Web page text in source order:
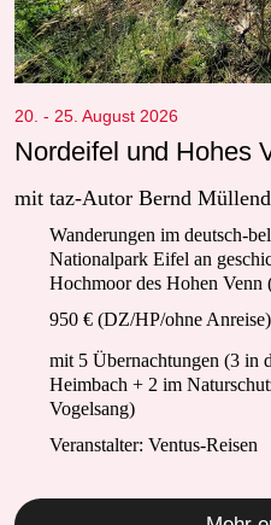
20. - 25. August 2026
Nordeifel und Hohes
mit taz-Autor Bernd
Wanderungen im deutsch-
Nationalpark Eifel an
Hochmoor des Hohen Venn
950 € (DZ/HP/ohne Anreise)
mit 5 Übernachtungen (3 in
Heimbach + 2 im
Vogelsang)
Veranstalter: Ventus-Reisen